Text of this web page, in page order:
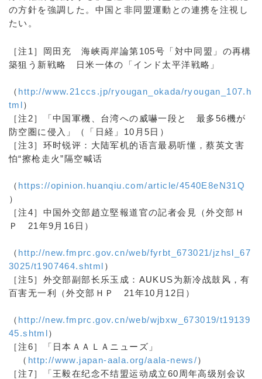
の方針を強調した。中国と非同盟運動との連携を注視し
たい。
［注1］岡田充 海峡両岸論第105号「対中同盟」の再構
築狙う新戦略 日米一体の「インド太平洋戦略」
（ http://www.21ccs.jp/ryougan_okada/ryougan_107.h
tml）
［注2］「中国軍機、台湾への威嚇一段と 最多56機が
防空圏に侵入」（「日経」10月5日）
［注3］环时锐评：大陆军机的语言最易听懂，蔡英文害
怕“擦枪走火”隔空喊话
（ https://opinion.huanqiu.com/article/4540E8eN31Q
）
［注4］中国外交部趙立堅報道官の記者会見（外交部Ｈ
Ｐ 21年9月16日）
（ http://new.fmprc.gov.cn/web/fyrbt_673021/jzhsl_67
3025/t1907464.shtml ）
［注5］外交部副部长乐玉成：AUKUS为新冷战鼓风，有
百害无一利（外交部ＨＰ 21年10月12日）
（ http://new.fmprc.gov.cn/web/wjbxw_673019/t19139
45.shtml）
［注6］「日本ＡＡＬＡニューズ」
（ http://www.japan-aala.org/aala-news/）
［注7］「王毅在纪念不结盟运动成立60周年高级别会议